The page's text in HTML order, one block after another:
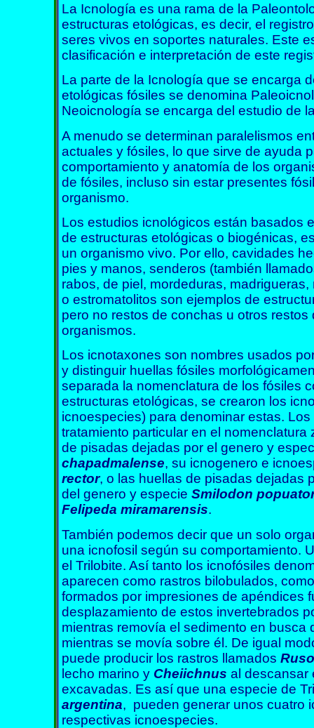
La Icnología es una rama de la
estructuras etológicas, es decir, el
seres vivos en soportes naturales. Este
clasificación e interpretación de este
La parte de la Icnología que se encarga
etológicas fósiles se denomina
Neoicnología se encarga del estudio de
A menudo se determinan paralelismos
actuales y fósiles, lo que sirve de ayuda
comportamiento y anatomía de los
de fósiles, incluso sin estar presentes
organismo.
Los estudios icnológicos están basados
de estructuras etológicas o biogénicas,
un organismo vivo. Por ello, cavidades
pies y manos, senderos (también
rabos, de piel, mordeduras,
o estromatolitos son ejemplos de
pero no restos de conchas u otros
organismos.
Los icnotaxones son nombres usados
y distinguir huellas fósiles
separada la nomenclatura de los fósiles
estructuras etológicas, se crearon los
icnoespecies) para denominar estas.
tratamiento particular en el
de pisadas dejadas por el genero y
chapadmalense, su icnogenero e
rector, o las huellas de pisadas dejadas
del genero y especie Smilodon
Felipeda miramarensis.
También podemos decir que un solo
una icnofosil según su comportamiento.
el Trilobite. Así tanto los icnofósiles
aparecen como rastros bilobulados,
formados por impresiones de apéndices
desplazamiento de estos invertebrados
mientras removía el sedimento en busca
mientras se movía sobre él. De igual
puede producir los rastros llamados
lecho marino y Cheiichnus al descansar
excavadas. Es así que una especie de
argentina, pueden generar unos cuatro
respectivas icnoespecies.